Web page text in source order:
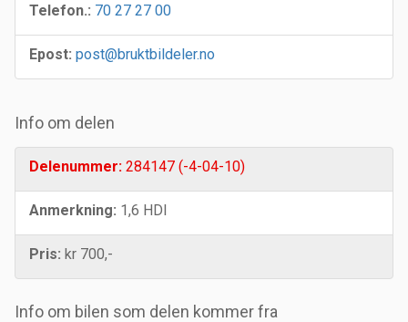
Telefon.: 70 27 27 00
Epost: post@bruktbildeler.no
Info om delen
Delenummer: 284147 (-4-04-10)
Anmerkning: 1,6 HDI
Pris: kr 700,-
Info om bilen som delen kommer fra